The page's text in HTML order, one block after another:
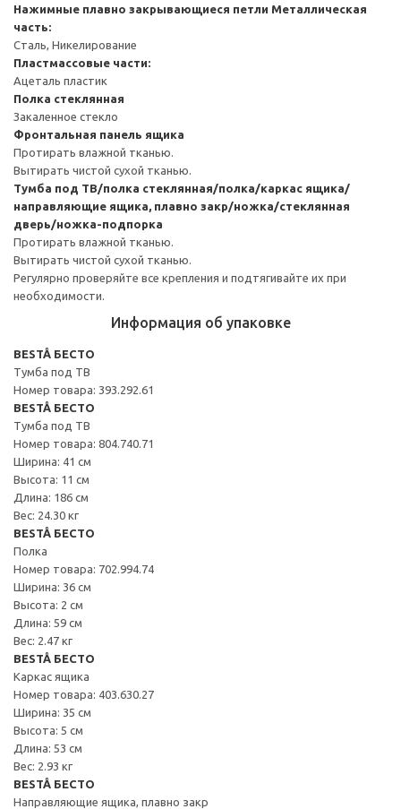
Нажимные плавно закрывающиеся петли Металлическая
часть:
Сталь, Никелирование
Пластмассовые части:
Ацеталь пластик
Полка стеклянная
Закаленное стекло
Фронтальная панель ящика
Протирать влажной тканью.
Вытирать чистой сухой тканью.
Тумба под ТВ/полка стеклянная/полка/каркас ящика/
направляющие ящика, плавно закр/ножка/стеклянная
дверь/ножка-подпорка
Протирать влажной тканью.
Вытирать чистой сухой тканью.
Регулярно проверяйте все крепления и подтягивайте их при
необходимости.
Информация об упаковке
BESTÅ БЕСТО
Тумба под ТВ
Номер товара: 393.292.61
BESTÅ БЕСТО
Тумба под ТВ
Номер товара: 804.740.71
Ширина: 41 см
Высота: 11 см
Длина: 186 см
Вес: 24.30 кг
BESTÅ БЕСТО
Полка
Номер товара: 702.994.74
Ширина: 36 см
Высота: 2 см
Длина: 59 см
Вес: 2.47 кг
BESTÅ БЕСТО
Каркас ящика
Номер товара: 403.630.27
Ширина: 35 см
Высота: 5 см
Длина: 53 см
Вес: 2.93 кг
BESTÅ БЕСТО
Направляющие ящика, плавно закр